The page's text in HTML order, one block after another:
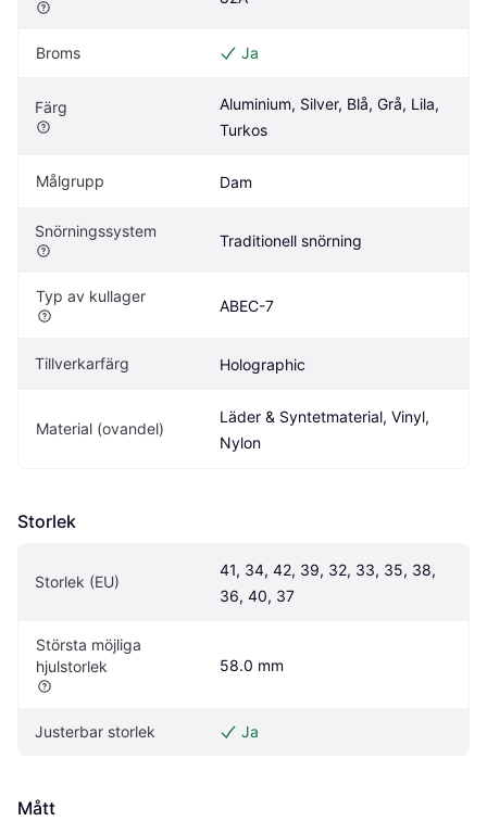
Broms Ja
Färg
Aluminium, Silver, Blå, Grå, Lila,
Turkos
Målgrupp Dam
Snörningssystem
Traditionell snörning
Typ av kullager
ABEC-7
Tillverkarfärg Holographic
Material (ovandel)
Läder & Syntetmaterial, Vinyl,
Nylon
Storlek
Storlek (EU)
41, 34, 42, 39, 32, 33, 35, 38,
36, 40, 37
Största möjliga
hjulstorlek
58.0 mm
Justerbar storlek Ja
Mått